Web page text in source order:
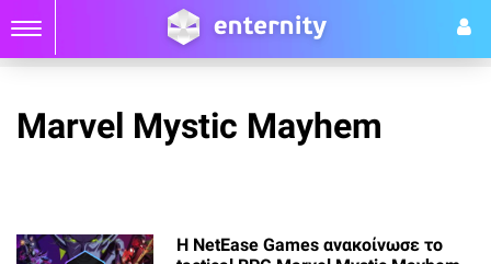
Marvel Mystic Mayhem
Η NetEase Games ανακοίνωσε το